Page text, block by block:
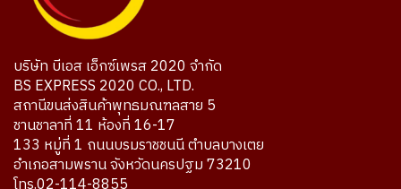
บริษัท บีเอส เอ็กซ์เพรส 2020 จำกัด
BS EXPRESS 2020 CO., LTD.
สถานีขนส่งสินค้าพุทธมณฑลสาย 5
ชานชาลาที่ 11 ห้องที่ 16-17
133 หมู่ที่ 1 ถนนบรมราชชนนี ตำบลบางเตย
อำเภอสามพราน จังหวัดนครปฐม 73210